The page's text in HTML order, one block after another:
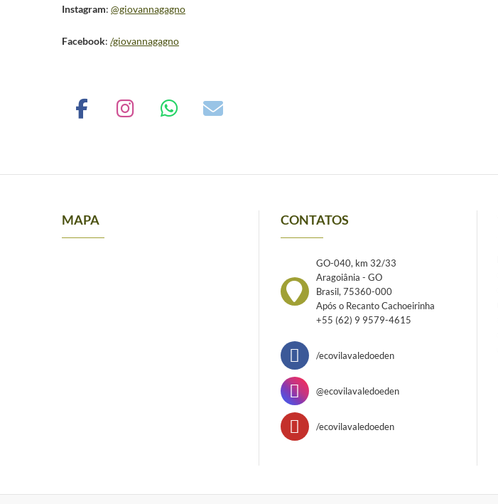
Instagram: @giovannagagno
Facebook: /giovannagagno
MAPA CONTATOS
GO-040, km 32/33
Aragoiânia - GO
Brasil, 75360-000
Após o Recanto Cachoeirinha
+55 (62) 9 9579-4615
/ecovilavaledoeden
@ecovilavaledoeden
/ecovilavaledoeden